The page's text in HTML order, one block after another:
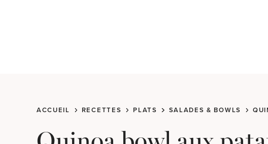
ACCUEIL RECETTES PLATS SALADES & BOWLS